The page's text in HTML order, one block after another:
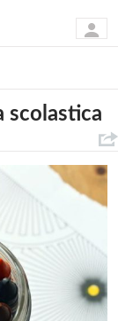
scolastica